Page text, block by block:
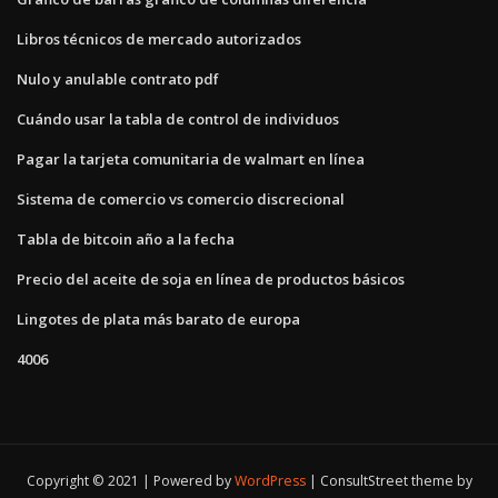
Libros técnicos de mercado autorizados
Nulo y anulable contrato pdf
Cuándo usar la tabla de control de individuos
Pagar la tarjeta comunitaria de walmart en línea
Sistema de comercio vs comercio discrecional
Tabla de bitcoin año a la fecha
Precio del aceite de soja en línea de productos básicos
Lingotes de plata más barato de europa
4006
Copyright © 2021 | Powered byWordPress
ConsultStreet theme by